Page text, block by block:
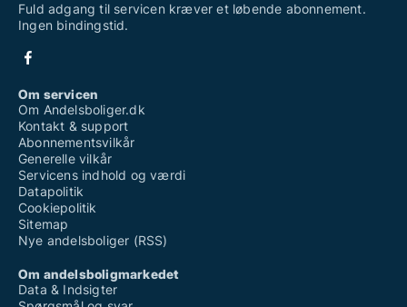
Fuld adgang til servicen kræver et løbende abonnement.
Ingen bindingstid.
Om servicen
Om Andelsboliger.dk
Kontakt & support
Abonnementsvilkår
Generelle vilkår
Servicens indhold og værdi
Datapolitik
Cookiepolitik
Sitemap
Nye andelsboliger (RSS)
Om andelsboligmarkedet
Data & Indsigter